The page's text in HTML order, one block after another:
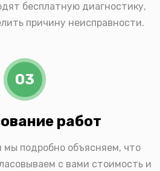
бесплатную диагностику,
причину неисправности.
03
работ
мы подробно объясняем, что
с вами стоимость и